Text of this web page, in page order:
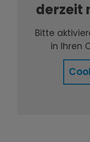
derzeit
Bitte
in Ihren